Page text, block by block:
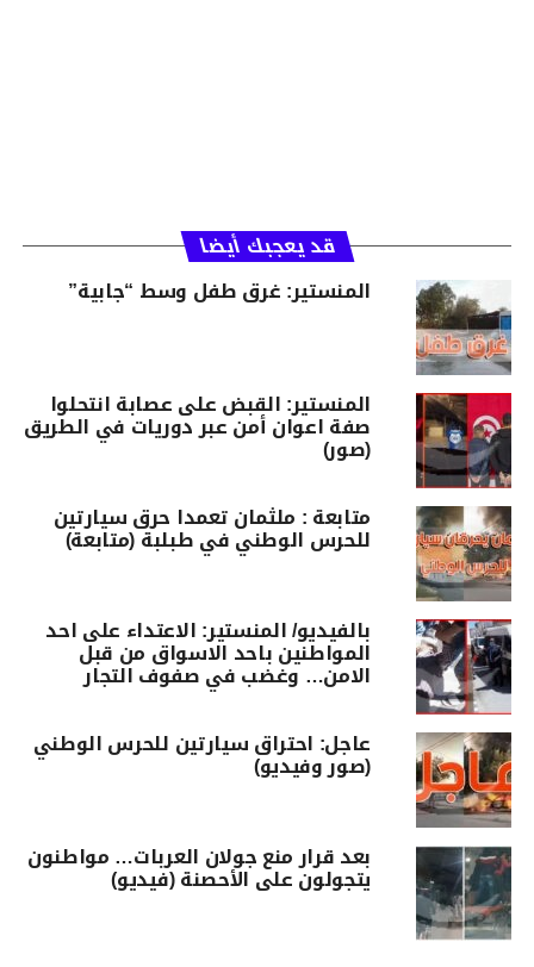
قد يعجبك أيضا
المنستير: غرق طفل وسط “جابية”
المنستير: القبض على عصابة انتحلوا
صفة اعوان أمن عبر دوريات في الطريق
(صور)
متابعة : ملثمان تعمدا حرق سيارتين
للحرس الوطني في طبلبة (متابعة)
بالفيديو/ المنستير: الاعتداء على احد
المواطنين باحد الاسواق من قبل
الامن… وغضب في صفوف التجار
عاجل: احتراق سيارتين للحرس الوطني
(صور وفيديو)
بعد قرار منع جولان العربات… مواطنون
يتجولون على الأحصنة (فيديو)